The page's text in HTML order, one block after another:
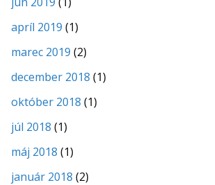
apríl 2019 (1)
marec 2019 (2)
december 2018 (1)
október 2018 (1)
júl 2018 (1)
máj 2018 (1)
január 2018 (2)